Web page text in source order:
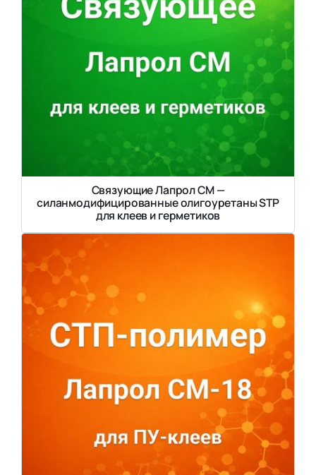
Связующие Лапрол СМ —
силанмодифицированные олигоуретаны STP
для клеев и герметиков